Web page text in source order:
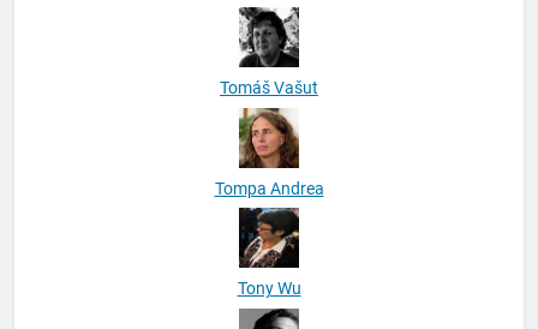
Tomáš Vašut
Tompa Andrea
Tony Wu